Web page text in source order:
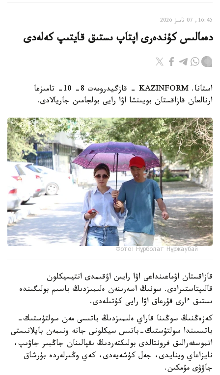
16:45, 07 تامىز 2026
دەمالىس كۇندەرى اپتاپ ىستىق قايتىپ كەلەدى
استانا. KAZINFORM - قازگيدرومەت 8- 10- تامىزعا
ارنالعان قازاقستان بويىنشا اۋا رايى بولجامىن جاريالادى.
Фото: Нұрболат Нұржаубай
قازاقستان اۋماعىنداعى اۋا رايىن اۋقىمدى انتيسيكلون
قالىپتاستىرادى. سونىڭ اسەرىنەن ەلىمىزدىڭ باسىم بولىگىندە
ىستىق ءارى قۇرعاق اۋا رايى كۇتىلەدى.
كەزەڭنىڭ سوڭىنا قاراي ەلىمىزدىڭ باتىسى مەن سولتۇستىك-
باتىسىندا سولتۇستىك-باتىس سيكلونى جانە ونىمەن بايلانىستى
اتموسفەرالىق فرونتالدى بولىكتەردىڭ ىقپالىنان جاڭبىر جاۋىپ،
نايزاعاي وينايدى، جەل كۇشەيەدى، كەي وڭىرلەردە بۇرشاق
جاۋۋى مۇمكىن.